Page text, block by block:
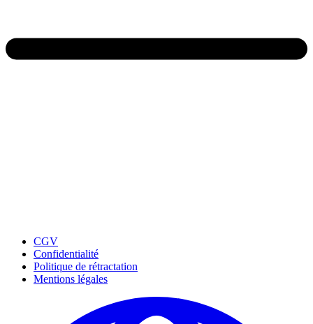
CGV
Confidentialité
Politique de rétractation
Mentions légales